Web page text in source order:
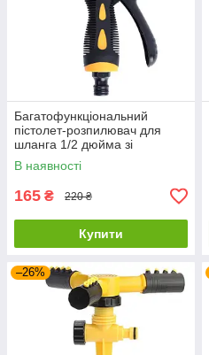
Багатофункціональний
пістолет-розпилювач для
шланга 1/2 дюйма зі
швидкознімним з'єднанням
LH-1037
В наявності
165 ₴ 220 ₴
Купити
–26%